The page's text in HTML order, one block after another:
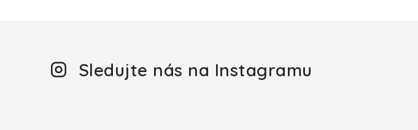
Sledujte nás na Instagramu